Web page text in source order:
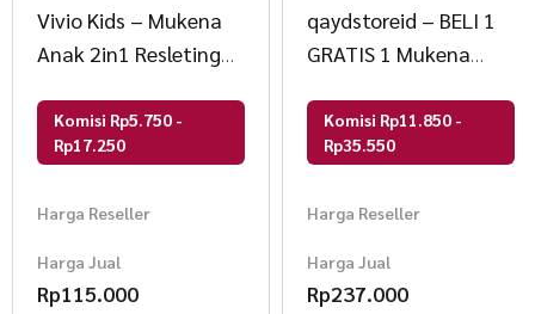
Vivio Kids – Mukena
Anak 2in1 Resleting
Tahun
Komisi Rp5.750 -
Rp17.250
Harga Reseller
Harga Jual
Rp115.000
qaydstoreid – BELI 1
GRATIS 1 Mukena
Mewah
Komisi Rp11.850 -
Rp35.550
Harga Reseller
Harga Jual
Rp237.000